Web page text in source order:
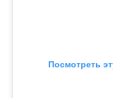
Посмотреть